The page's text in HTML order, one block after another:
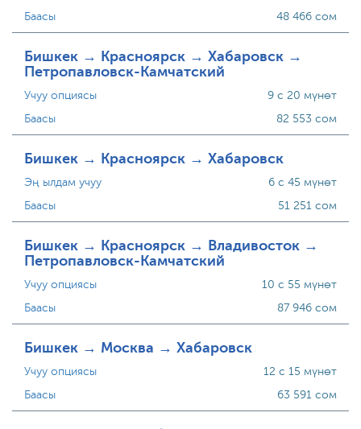
Баасы
48 466 сом
Бишкек → Красноярск → Хабаровск →
Петропавловск-Камчатский
Учуу опциясы
Баасы
9 с 20 мүнөт
82 553 сом
Бишкек → Красноярск → Хабаровск
Эң ылдам учуу
Баасы
6 с 45 мүнөт
51 251 сом
Бишкек → Красноярск → Владивосток →
Петропавловск-Камчатский
Учуу опциясы
Баасы
10 с 55 мүнөт
87 946 сом
Бишкек → Москва → Хабаровск
Учуу опциясы
Баасы
12 с 15 мүнөт
63 591 сом